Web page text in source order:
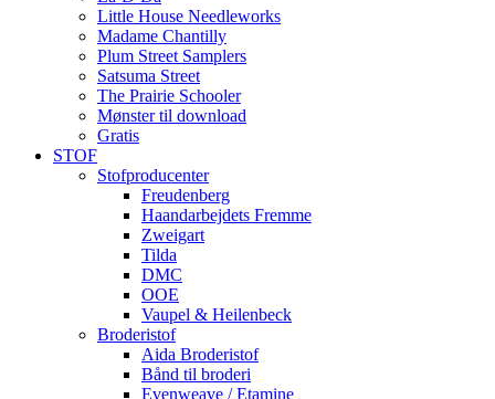
Little House Needleworks
Madame Chantilly
Plum Street Samplers
Satsuma Street
The Prairie Schooler
Mønster til download
Gratis
STOF
Stofproducenter
Freudenberg
Haandarbejdets Fremme
Zweigart
Tilda
DMC
OOE
Vaupel & Heilenbeck
Broderistof
Aida Broderistof
Bånd til broderi
Evenweave / Etamine